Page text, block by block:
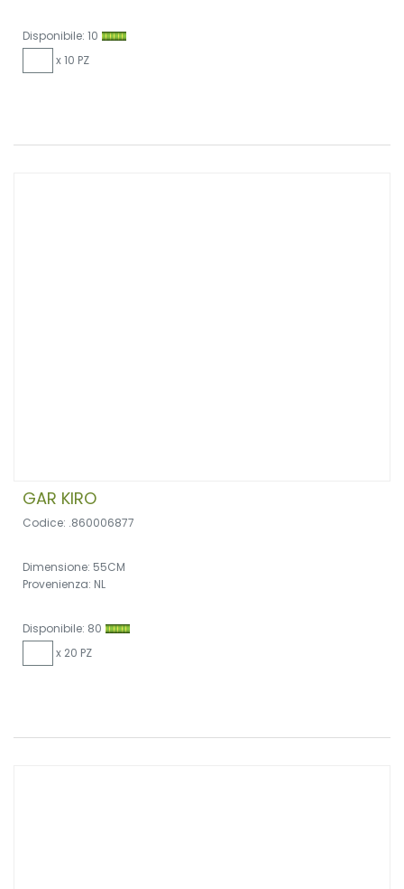
Disponibile: 10
x 10 PZ
GAR KIRO
Codice: .860006877
Dimensione: 55CM
Provenienza: NL
Disponibile: 80
x 20 PZ